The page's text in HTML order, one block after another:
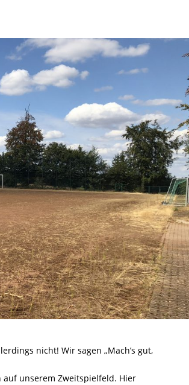
nicht! Wir sagen „Mach’s gut,
unserem Zweitspielfeld. Hier